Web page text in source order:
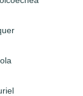
Ezquer
Turiel